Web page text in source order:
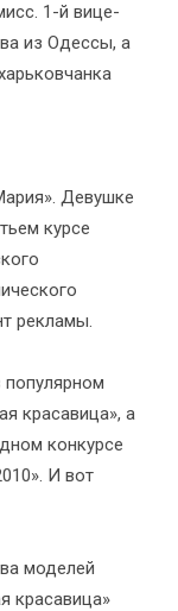
1-й вице-
из Одессы, а
Девушке
курсе
рекламы.
красавица», а
конкурсе
И вот
моделей
красавица»